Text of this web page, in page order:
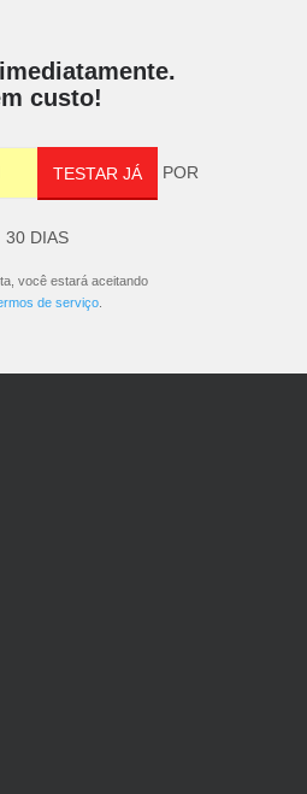
custo!
TESTAR JÁ POR
30 DIAS
você estará aceitando
de serviço.